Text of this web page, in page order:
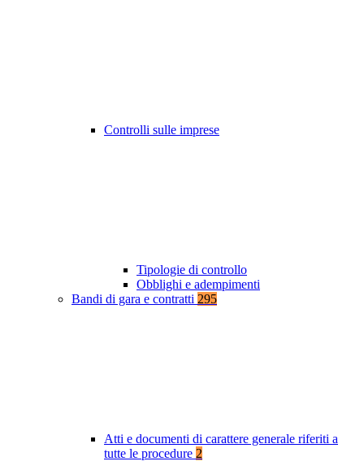
Controlli sulle imprese
Tipologie di controllo
Obblighi e adempimenti
Bandi di gara e contratti 295
Atti e documenti di carattere generale riferiti a
tutte le procedure 2